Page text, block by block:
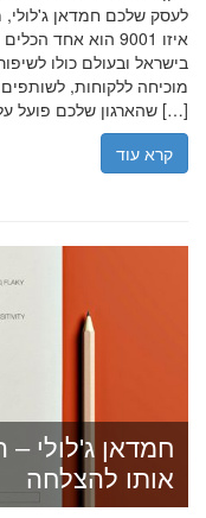
לעסק שלכם חמדאן ג'לולי,
איזו 9001 הוא
בישראל ובעולם כולו
שהארגון שלכם פועל על פי הסטנדרטים […]
קרא עוד
חמדאן ג'לולי
אותו להצלחה